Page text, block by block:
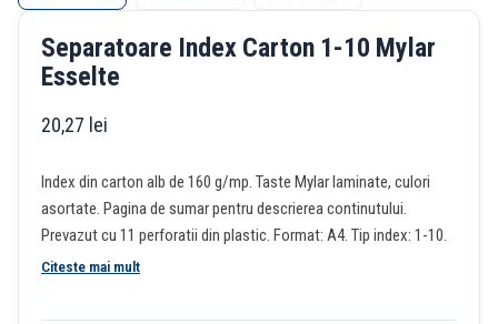
Separatoare Index Carton 1-10 Mylar
Esselte
20,27 lei
Index din carton alb de 160 g/mp. Taste Mylar laminate, culori
asortate. Pagina de sumar pentru descrierea continutului.
Prevazut cu 11 perforatii din plastic. Format: A4. Tip index: 1-10.
Citeste mai mult